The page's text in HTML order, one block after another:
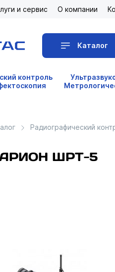
и сервис О компании
Каталог
контроль
Радиографический
АРИОН ШРТ-5